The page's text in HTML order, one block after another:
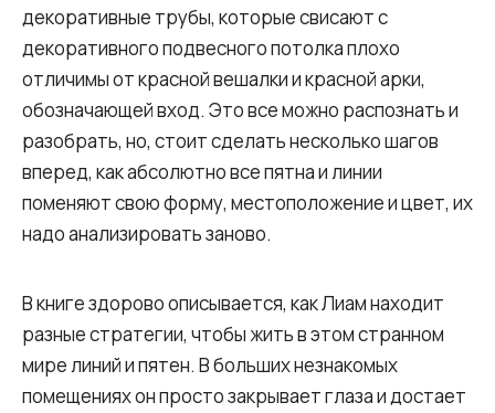
декоративные трубы, которые свисают с
декоративного подвесного потолка плохо
отличимы от красной вешалки и красной арки,
обозначающей вход. Это все можно распознать и
разобрать, но, стоит сделать несколько шагов
вперед, как абсолютно все пятна и линии
поменяют свою форму, местоположение и цвет, их
надо анализировать заново.
В книге здорово описывается, как Лиам находит
разные стратегии, чтобы жить в этом странном
мире линий и пятен. В больших незнакомых
помещениях он просто закрывает глаза и достает